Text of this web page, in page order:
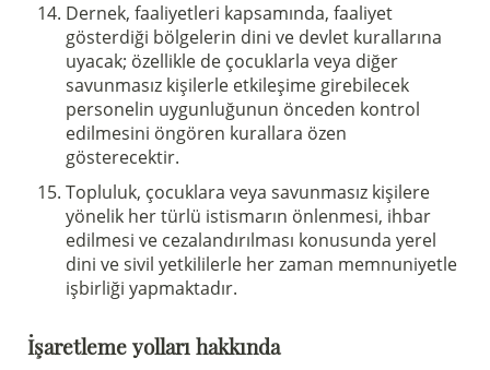
Dernek, faaliyetleri kapsamında, faaliyet
gösterdiği bölgelerin dini ve devlet kurallarına
uyacak; özellikle de çocuklarla veya diğer
savunmasız kişilerle etkileşime girebilecek
personelin uygunluğunun önceden kontrol
edilmesini öngören kurallara özen
gösterecektir.
Topluluk, çocuklara veya savunmasız kişilere
yönelik her türlü istismarın önlenmesi, ihbar
edilmesi ve cezalandırılması konusunda yerel
dini ve sivil yetkililerle her zaman memnuniyetle
işbirliği yapmaktadır.
İşaretleme yolları hakkında